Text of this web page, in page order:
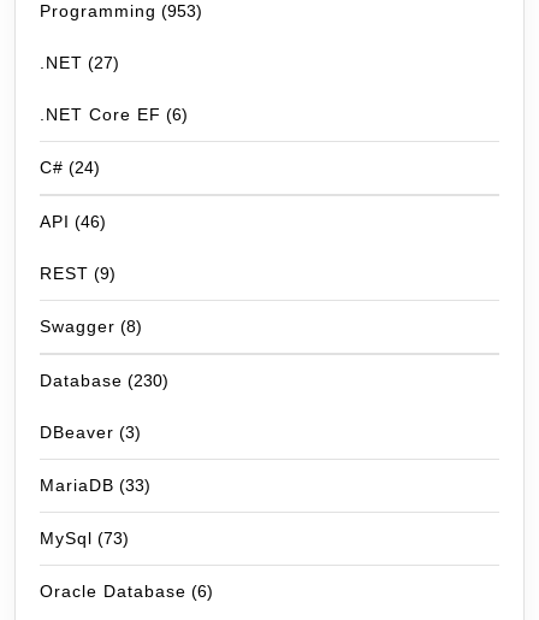
Programming (953)
.NET (27)
.NET Core EF (6)
C# (24)
API (46)
REST (9)
Swagger (8)
Database (230)
DBeaver (3)
MariaDB (33)
MySql (73)
Oracle Database (6)